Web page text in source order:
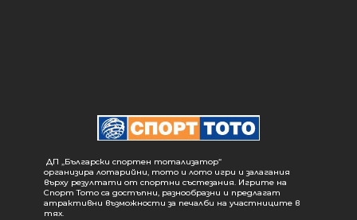
ДП „Български спортен тотализатор“
организира лотарийни, тото и лото игри и залагания
върху резултати от спортни състезания. Игрите на
Спорт Тото са достъпни, разнообразни и предлагат
атрактивни възможности за печалби на участниците в
тях.